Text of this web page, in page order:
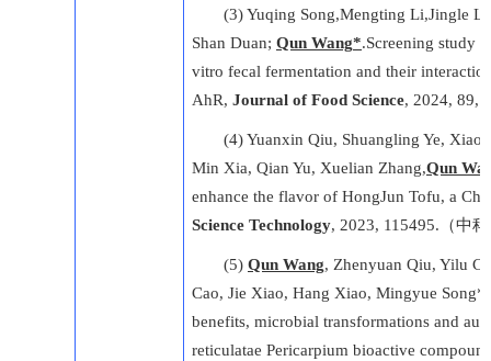
(3) Yuqing Song,Mengting Li,Jingle
Shan Duan; Qun Wang*.Screening study
vitro fecal fermentation and their
AhR, Journal of Food Science, 2024, 89,
(4) Yuanxin Qiu, Shuangling Ye,
Min Xia, Qian Yu, Xuelian Zhang,Qun
enhance the flavor of HongJun Tofu, a
Science Technology, 2023, 115495.（中
(5) Qun Wang, Zhenyuan Qiu, Yilu
Cao, Jie Xiao, Hang Xiao, Mingyue
benefits, microbial transformations and
reticulatae Pericarpium bioactive